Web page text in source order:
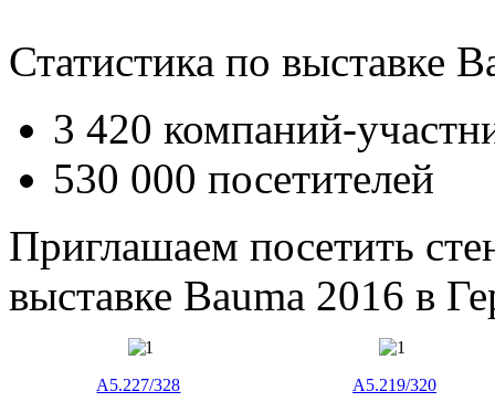
Статистика по выставке
3 420 компаний-
530 000 посетителей
Приглашаем посетить
выставке Bauma 2016 в
A5.227/328 A5.219/320